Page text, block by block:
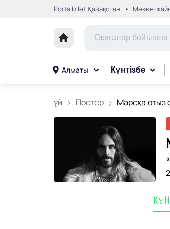
Portalbilet Қазақстан Мекен-
Алматы Күнтізбе
үй Постер Марсқа отыз